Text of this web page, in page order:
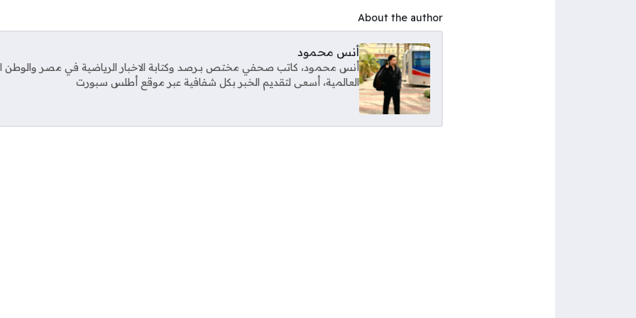
About the author
أنس محمود
أنس محمود، كاتب صحفي مختص بـرصد وكتابة الاخبار الرياضية في مصر والوطن
العالمية، أسعى لتقديم الخبر بكل شفافية عبر موقع أطلس سبورت